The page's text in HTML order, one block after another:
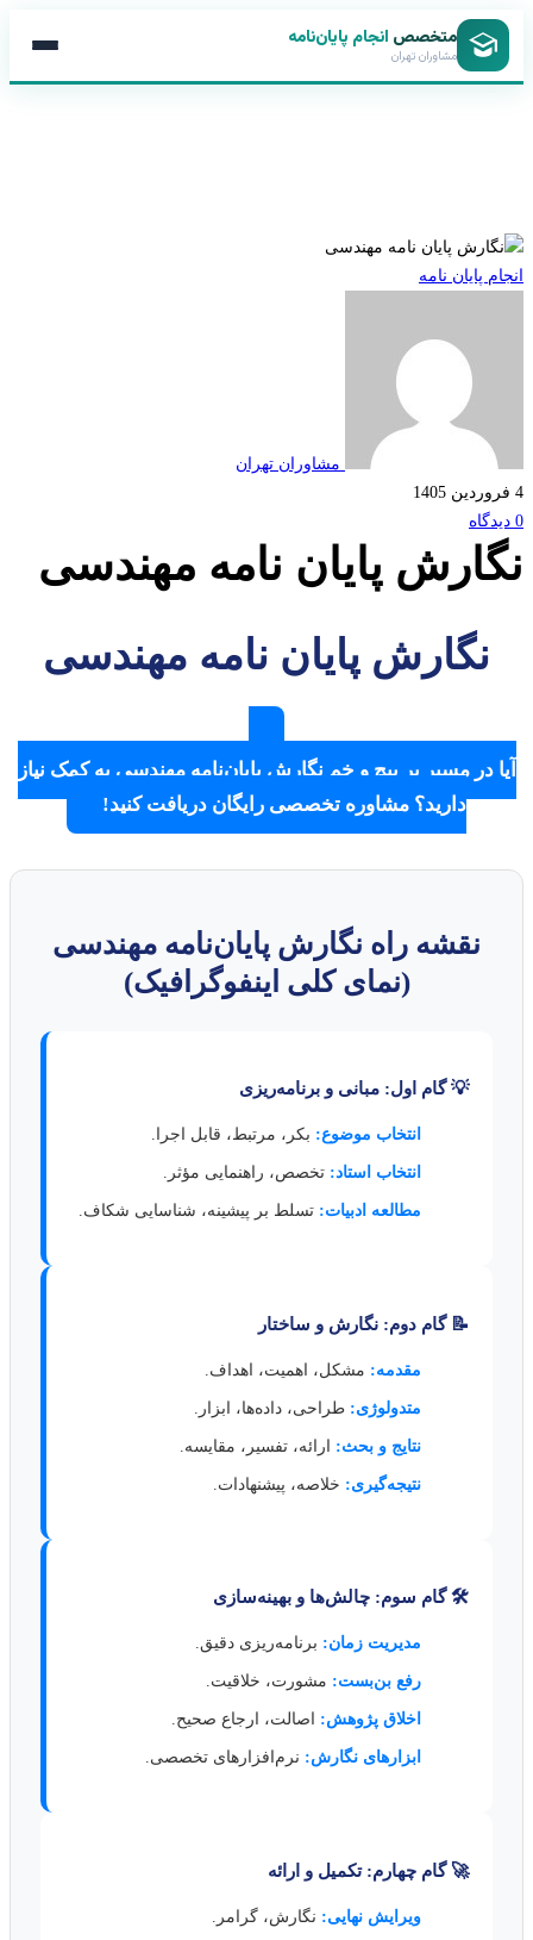
متخصصانجام پایان‌نامه
مشاوران تهران
پایان نامه
مشاوران تهران
پایان نامه مهندسی
نگارش پایان نامه مهندسی
در مسیر پر پیچ و خم نگارش پایان‌نامه مهندسی به کمک نیاز
دارید؟ مشاوره تخصصی رایگان دریافت کنید!
نقشه راه نگارش پایان‌نامه مهندسی
(نمای کلی اینفوگرافیک)
💡 گام اول: مبانی و برنامه‌ریزی
انتخاب موضوع:بکر، مرتبط، قابل اجرا.
انتخاب استاد: تخصص، راهنمایی مؤثر.
مطالعه ادبیات:تسلط بر پیشینه، شناسایی شکاف.
📝 گام دوم: نگارش و ساختار
مقدمه:مشکل، اهمیت، اهداف.
متدولوژی:طراحی، داده‌ها، ابزار.
نتایج و بحث: ارائه، تفسیر، مقایسه.
نتیجه‌گیری:خلاصه، پیشنهادات.
🛠️ گام سوم: چالش‌ها و بهینه‌سازی
مدیریت زمان:برنامه‌ریزی دقیق.
رفع بن‌بست:مشورت، خلاقیت.
اخلاق پژوهش:اصالت، ارجاع صحیح.
ابزارهای نگارش:نرم‌افزارهای تخصصی.
🚀 گام چهارم: تکمیل و ارائه
ویرایش نهایی:نگارش، گرامر.